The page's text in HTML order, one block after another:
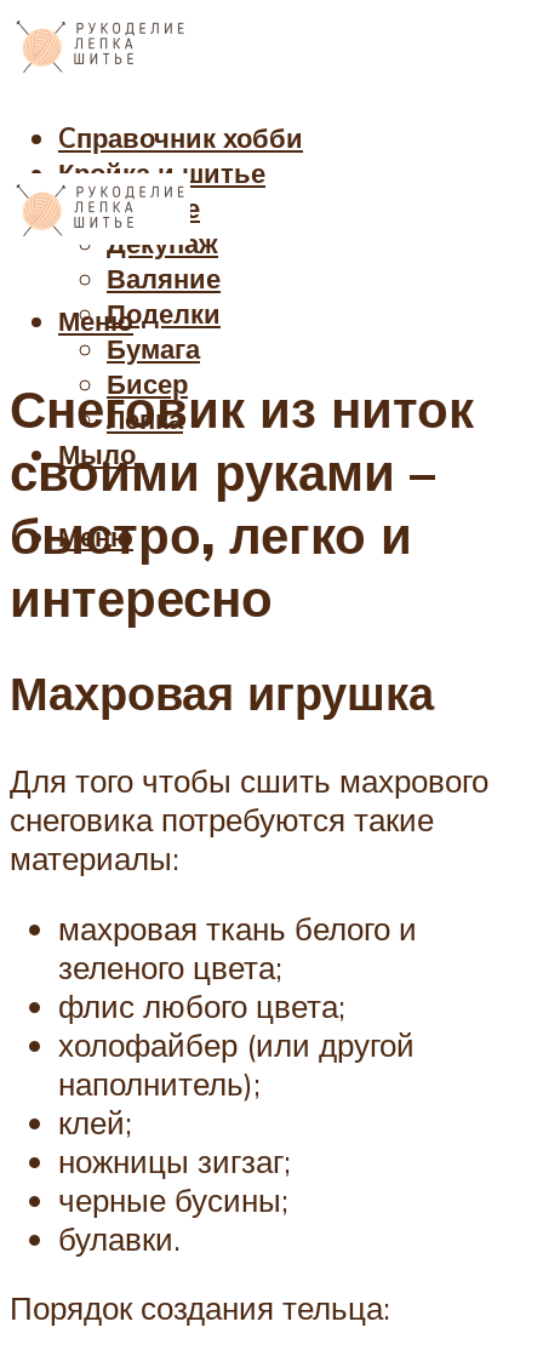
Cправочник хобби
Кройка и шитье
Рукоделие
Декупаж
Валяние
Поделки
Бумага
Бисер
Лепка
Мыло
Меню
Меню
Снеговик из ниток
своими руками –
быстро, легко и
интересно
Махровая игрушка
Для того чтобы сшить махрового
снеговика потребуются такие
материалы:
махровая ткань белого и
зеленого цвета;
флис любого цвета;
холофайбер (или другой
наполнитель);
клей;
ножницы зигзаг;
черные бусины;
булавки.
Порядок создания тельца: